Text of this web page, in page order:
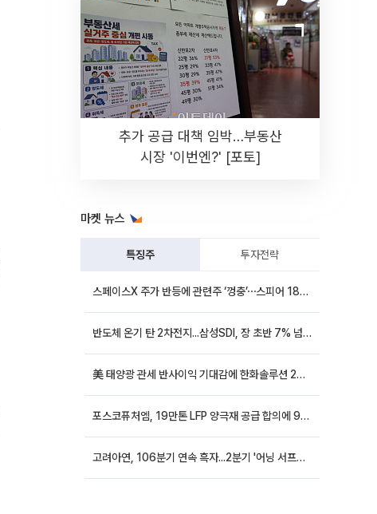
추가 공급 대책 임박…부동산
시장 '이번엔?' [포토]
마켓 뉴스
특징주 투자전략
스페이스X 주가 반등에 관련주 ‘껑충’⋯스피어 18%ㆍ에이치브이엠 12%↑
반도체 온기 탄 2차전지...삼성SDI, 장 초반 7% 넘게 껑충
美 태양광 관세 반사이익 기대감에 한화솔루션 20%대·OCI홀딩스 14%대 급등
포스코퓨처엠, 19만톤 LFP 양극재 공급 합의에 9%대 강세
고려아연, 106분기 연속 흑자...2분기 '어닝 서프라이즈'에 장 초반 12%대 강세